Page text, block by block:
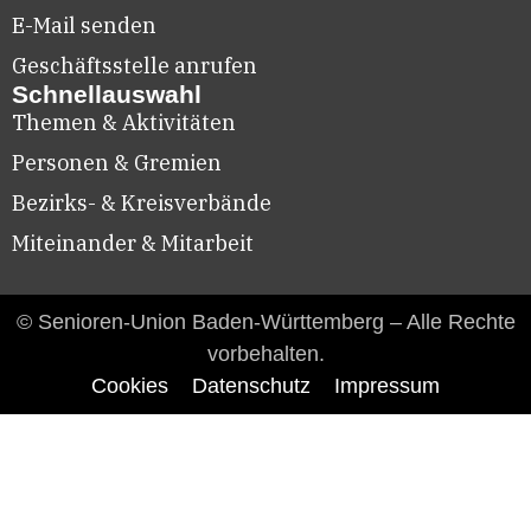
E-Mail senden
Geschäftsstelle anrufen
Schnellauswahl
Themen & Aktivitäten
Personen & Gremien
Bezirks- & Kreisverbände
Miteinander & Mitarbeit
© Senioren-Union Baden-Württemberg – Alle Rechte
vorbehalten.
Cookies
Datenschutz Impressum